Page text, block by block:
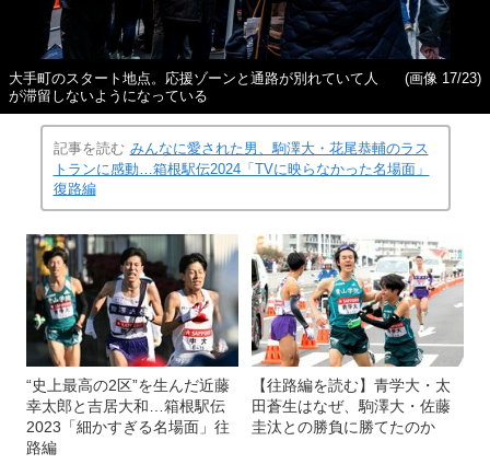
大手町のスタート地点。応援ゾーンと通路が別れていて人
が滞留しないようになっている
(画像 17/23)
記事を読む みんなに愛された男、駒澤大・花尾恭輔のラス
トランに感動…箱根駅伝2024「TVに映らなかった名場面」
復路編
“史上最高の2区”を生んだ近藤
幸太郎と吉居大和…箱根駅伝
2023「細かすぎる名場面」往
路編
【往路編を読む】青学大・太
田蒼生はなぜ、駒澤大・佐藤
圭汰との勝負に勝てたのか